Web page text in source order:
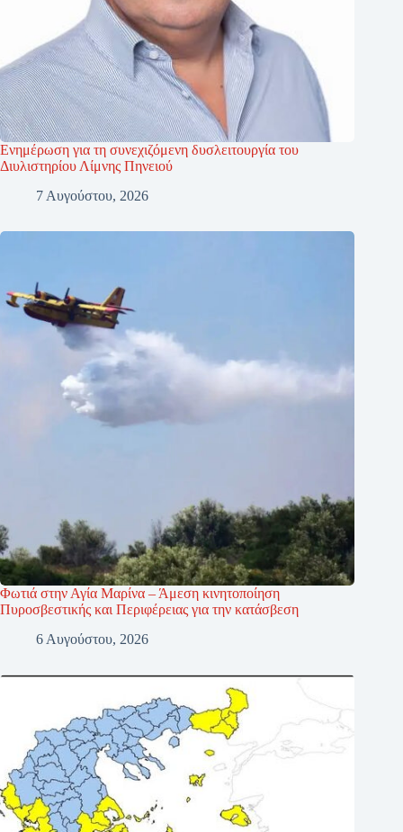
Ενημέρωση για τη συνεχιζόμενη δυσλειτουργία του
Διυλιστηρίου Λίμνης Πηνειού
7 Αυγούστου, 2026
Φωτιά στην Αγία Μαρίνα – Άμεση κινητοποίηση
Πυροσβεστικής και Περιφέρειας για την κατάσβεση
6 Αυγούστου, 2026